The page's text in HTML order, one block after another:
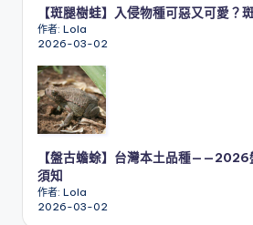
【斑腿樹蛙】入侵物種可惡又可愛？
作者: Lola
2026-03-02
【盤古蟾蜍】台灣本土品種——2026
須知
作者: Lola
2026-03-02